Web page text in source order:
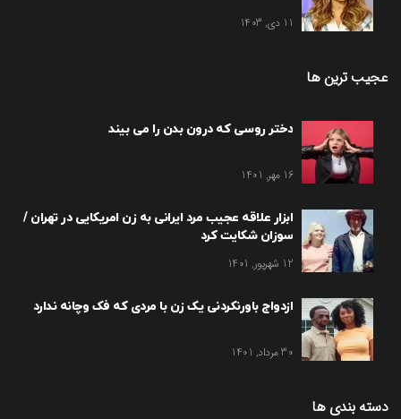
11 دی, 1403
عجیب ترین ها
دختر روسی که درون بدن را می بیند
16 مهر, 1401
ابزار علاقه عجیب مرد ایرانی به زن امریکایی در تهران /
سوزان شکایت کرد
12 شهریور, 1401
ازدواج باورنکردنی یک زن با مردی که فک وچانه ندارد
30 مرداد, 1401
دسته بندی ها